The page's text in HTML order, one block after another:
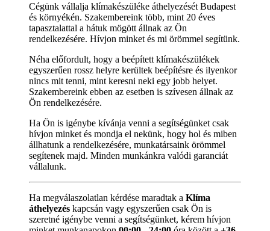
Cégünk vállalja klímakészüléke áthelyezését Budapest
és környékén. Szakembereink több, mint 20 éves
tapasztalattal a hátuk mögött állnak az Ön
rendelkezésére. Hívjon minket és mi örömmel segítünk.
Néha előfordult, hogy a beépített klímakészülékek
egyszerűen rossz helyre kerültek beépítésre és ilyenkor
nincs mit tenni, mint keresni neki egy jobb helyet.
Szakembereink ebben az esetben is szívesen állnak az
Ön rendelkezésére.
Ha Ön is igénybe kívánja venni a segítségünket csak
hívjon minket és mondja el nekünk, hogy hol és miben
állhatunk a rendelkezésére, munkatársaink örömmel
segítenek majd. Minden munkánkra valódi garanciát
vállalunk.
Ha megválaszolatlan kérdése maradtak a Klíma
áthelyezés kapcsán vagy egyszerűen csak Ön is
szeretné igénybe venni a segítségünket, kérem hívjon